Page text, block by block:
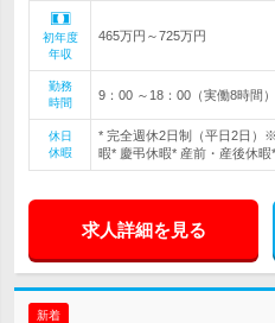
初年度
年収
465万円～725万円
勤務
時間
9：00 ～18：00（実働8時間）
休日
休暇
* 完全週休2日制（平日2日）
暇* 慶弔休暇* 産前・産後休暇
求人詳細を見る
新着